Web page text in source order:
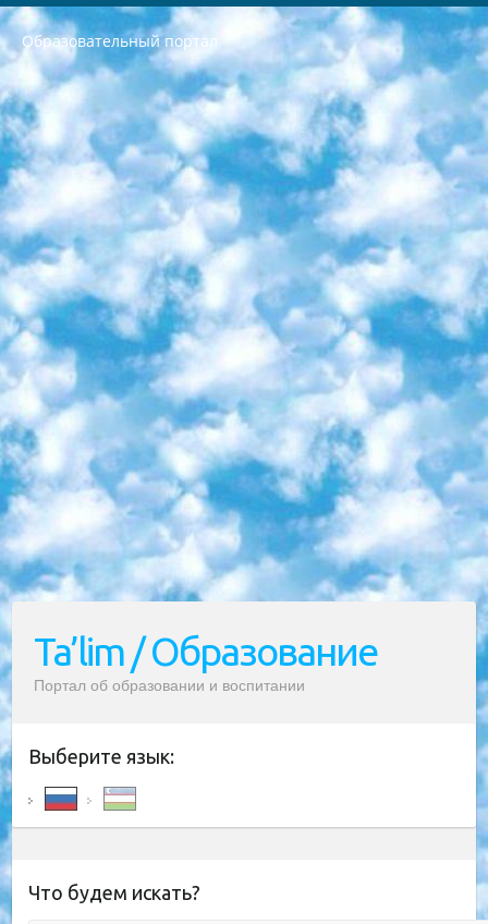
Образовательный портал
РЕСПУБЛИКА УЗБЕКИСТАН МИНИСТРЕРСТВО ДОШКОЛЬНОГО И ШКОЛЬНОГО ОБРАЗОВАНИЯ КОМАНДА в общеобразовательных учреждениях в 2023-2024 учебном году организация и проведение итоговой государственной аттестации обучающихся о Министра дошкольного и школьного образования Республики Узбекистан от 4 марта 2008 года (постановлением Минюста от 20 марта 2008 года № 1778 государственной регистрации) «Итоговое состояние учащихся общего среднего образования на основании положения об утверждении положения об аттестации общего среднего образования выпускной экзамен студентов в образовательных учреждениях в 2023-2024 учебном году В целях организации и прохождения аттестации приказываю: 1. Следующее: перечень предметов, по которым будет проводиться итоговая государственная аттестация и экзамен формы перевода согласно приложению 1; сертификаты международного образца, оценивающие уровень владения иностранными языками перечень согласно приложению 2; 2. Педагогический при специализированных образовательных учреждениях. научно-практический центр квалификации и международной оценки (Д.Давидова) 2024 г. До 25 марта: задания по предметам, по которым будет проводиться итоговая аттестация разработка и утверждение технических условий; итоговая аттестация на основании разработанного предметного задания разработка вопросов по предметам (устно и письменно), экзамен передача; общеобразовательные средние школы и специальные учебные заведения учащиеся выпускных классов школ и интернатов в агентской системе подготовка базы данных экзаменационных материалов и критериев оценки; перевод базы экзаменационных материалов на все языки обучения подать в Республиканский образовательный центр для изготовления; варианты экзаменов на основе разработанных контрольных материалов пусть будут поставлены задачи формирования. 3. Республиканский образовательный центр (Ш.Худайкулов) до 5 апреля 2024 года. до: база данных предоставленных экзаменационных материалов на все языки обучения перевод и экспертиза; для слепых, слабовидящих, глухих, слабослышащих и умственно отсталых детей учащиеся выпускных классов специализированных школ и школ-интернатов база данных экзаменационных материалов на всех преподаваемых языках подготовка критериев оценки; специализированные школы для умственно отсталых детей и технологии для учащихся выпускных классов школ-интернатов разработка соответствующих рекомендаций и критериев проведения ЕГЭ по естествознанию давать задания. 4. Педагогический при специализированных образовательных учреждениях. Научно-практический центр навыков и международной оценки (Д.Давидова), Республика образовательный центр (Худайкулов Ш.) итоговый государственный аттестационный экзамен ориентирован на творческое и логическое мышление при подготовке базы материалов учитывать введение заданий. 5. Следует отметить, что: сертификат государственного образца о знании общеобразовательного предмета и как минимум национальный уровень B1 по предметам на иностранных языках, указанным в Приложении 2. или международно признанный сертификат эквивалентного уровня студенты, изучающие определенный предмет, освобождаются от экзамена; по соответствующим предметам запланирована итоговая государственная аттестация за день до дня, путем жеребьевки Рабочей группой (в письменной форме по предметам, проводимым в форме) из числа сформированных вариантов выбрано 2 варианта; 2 выбранных варианта экзамена анонсированы на официальном сайте министерства и все выпускники по всей стране на основе этих вариантов проводит итоговую государственную аттестацию. 6. Государственное образование учащихся средних общеобразовательных учреждений. знания в соответствии с квалификационными требованиями, которые необходимо приобрести на основании стандартов итоговый (выпускной) контроль для 9 и 11 классов в целях тестирования Экзамены (далее – экзамены) состоят из предметов, перечисленных в приложении 1. будет сделано. 7. Экзамены пройдут с 26 мая по 15 июня 2024 г. (кроме науки физического воспитания). 8. Физическая для учащихся 9 классов общесредних образовательных учреждений. Экзамены по предмету «Образование, квалификация медицина» 1-6 мая 2024 года. сотрудники перевести под присмотр (с отклонениями в физическом или умственном развитии) специализированная школа для детей, школы-интернаты и со сколиозом школы-интернаты санаторного типа для больных детей исключены). 9. Он был слепым, слабовидящим и имел нарушения опорно-двигательного аппарата. экзамены в специализированных школах и интернатах для детей должны проводиться исходя из требований, предъявляемых к общеобразовательным учреждениям (физкультура кроме науки). 10. Специализированная школа для глухих и слабослышащих детей. и экзамены в интернатах и быть реализован в виде письменного теста по математике. 11. Специальность для умственно отсталых детей. Для 9 класса Родной язык и литературное письмо Государственный язык (язык обучения – узбекский). для неклассов) написано Математическое письмо Письменная/устная история Узбекистана Физическое воспитание практично Итоговый контроль Для 11 класса Написание родного языка и литературы (эссе) Математическое письмо Узбекский язык (обучение на узбекском языке) не посещающее общее среднее образование для учреждений)/Образовательное учреждение выбор письменный и устный Иностранный язык письменный/устный Письменная/устная история Узбекистана *По выбору студента:  Химия  Физика  Основы государственного права  География 10 бесплатных образовательных ресурсов - Мы составили подборку онлайн-проектов с интерактивными упражнениями, видеолекциями и статьями. Они помогут вам обрести новые и освежить старые знания бесплатно. 1. «ИНТУИТ» Старейшая образовательная площадка Рунета. Здесь вы найдёте сотни текстовых и видеокурсов на десятки различных тем — от программирования до психологии. Многие курсы подготовлены российскими университетами и крупными международными компаниями вроде Intel и Microsoft. Самостоятельное обучение бесплатное, но желающие могут оплатить услуги персональных наставников. 2. «Смартия» знакомит с актуальными профессиями и подсказывает, как им обучаться. Выбрав заинтересовавшую вас специальность — SMM-специалист, фотограф, веб-дизайнер или другую, — увидите список необходимых для неё умений. Чтобы вы могли освоить их самостоятельно, для каждого умения площадка отображает подборку ссылок на учебные материалы. Хотя «Смартия» ориентируется на русскоязычную аудиторию, часть контента всё же доступна только на английском. 3. «Лекторий Физтеха» Проект Московского физико-технического института (Физтеха). С его помощью вы можете смотреть онлайн серии лекций, записанные на видео в этом вузе. В числе доступных предметов — физика, биология, химия, информационные технологии и другие. К некоторым лекциям администрация ресурса прилагает готовые конспекты, которые можно скачивать в PDF-формате. 4. ITMOcourses Онлайн-площадка Санкт-Петербургского национального исследовательского университета информационных технологий, механики и оптики (ИТМО). Ресурс предоставляет свободный доступ к курсам, разработанным в этом вузе. Каталог материалов разбит на четыре категории: «Оптические системы и технологии», «Приборостроение и робототехника», «Информационные технологии» и «Биотехнологии». Курсы состоят из видеолекций, интерактивных демонстраций и заданий. 5. «КиберЛенинка» Электронная научная библиотека открытого доступа. Каталог площадки регулярно обрастает текстами статей из различных научных изданий. Сгруппированные по журналам и рубрикам публикации можно читать онлайн или скачивать целиком в PDF-формате. Проект нацелен на популяризацию науки за счёт открытого доступа к качественной информации. 6. «ПостНаука» На этом ресурсе публикуют подборки видеолекций, составленные экспертами из разных отраслей и объединённые общими темами. Среди них, к примеру, есть серии «Биоинформатика и геномика», «Культура средневековой Скандинавии» и Cinema Studies о теории кино. Каждая подборка лекций — логически связанная история, рассказанная экспертом от первого лица. Кроме того, на сайте появляются научно-образовательные статьи и тесты на разные темы. 7. «Newочём» Команда проекта «Newочём» отбирает самые интересные тексты из англоязычных СМИ и переводит те из них, за которые голосуют участники сообщества «ВКонтакте». По большей части это научно-популярные статьи. Редакторы придумывают лишь заголовки, в остальном содержание переводов соответствует оригиналам. Полные тексты можно читать прямо в социальной сети. 8. InternetUrok Онлайн-база материалов по основным дисциплинам школьной программы. Информация на сайте структурирована по классам, предметам и темам (урокам). Каждый урок состоит из видеолекций и конспектов. Есть также интерактивные тренажёры и тесты для закрепления пройденного материала. Даже если вы давно окончили школу, возможность повторить программу старших классов всегда может пригодиться. 9. Edutainme Ещё один ресурс об образовании. В отличие от Newtonew, как мне кажется, Edutainme больше ориентируется на представителей индустрии: педагогов, предпринимателей, разработчиков образовательных проектов. Но и любой, кто просто стремится к саморазвитию, найдёт на сайте много полезного и интересного для себя. Например, информацию о новых курсах и образовательных сервисах. 10. Newtonew Онлайн-медиа об образовании и обучении в широком смысле. Авторы Newtonew пишут об инструментах, заведениях, тактиках и стратегиях, которые помогают учить других и получать новые знания самостоятельно. На этой площадке вы найдёте новости, обзоры, аналитические мат
Ta’lim / Образование
Портал об образовании и воспитании
Выберите язык:
Что будем искать?